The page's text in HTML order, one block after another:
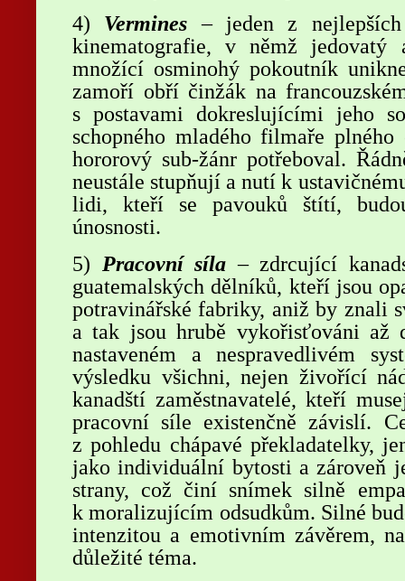
4) Vermines
– jeden z
kinematografie, v němž
množící osminohý pokoutník
zamoří obří činžák na
s postavami dokreslujícími jeho
schopného mladého filmaře
hororový sub-žánr potřeboval.
neustále stupňují a nutí k
lidi, kteří se pavouků štítí,
únosnosti.
5) Pracovní síla – zdrcující
guatemalských dělníků, kteří jsou
potravinářské fabriky, aniž by znali
a tak jsou hrubě vykořisťováni až
nastaveném a nespravedlivém
výsledku všichni, nejen živořící
kanadští zaměstnavatelé, kteří
pracovní síle existenčně závislí.
z pohledu chápavé překladatelky,
jako individuální bytosti a zároveň
strany, což činí snímek silně
k moralizujícím odsudkům. Silné
intenzitou a emotivním závěrem,
důležité téma.